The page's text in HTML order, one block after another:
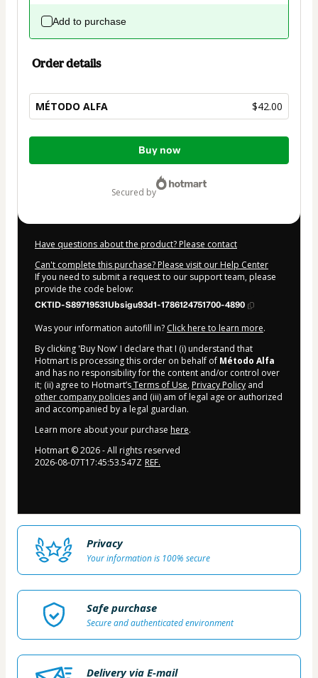
Add to purchase
Order details
MÉTODO ALFA $42.00
Total
Buy now
secured by
Have questions about the product? Please contact
Can't complete this purchase? Please visit our Help Center
If you need to submit a request to our support team, please
provide the code below:
CKTID-S89719531Ubsigu93d1-1786124751700-4890
Was your information autofill in? Click here to learn more.
By clicking 'Buy Now' I declare that I (i) understand that
Hotmart is processing this order on behalf of Método Alfa
and has no responsibility for the content and/or control over
it; (ii) agree to Hotmart’sTerms of Use, Privacy Policy and
other company policies and (iii) am of legal age or authorized
and accompanied by a legal guardian.
Learn more about your purchase here.
Hotmart ©2026- All rights reserved
2026-08-07T17:45:53.547Z REF.
Privacy
Your information is 100% secure
Safe purchase
Secure and authenticated environment
Delivery via E-mail